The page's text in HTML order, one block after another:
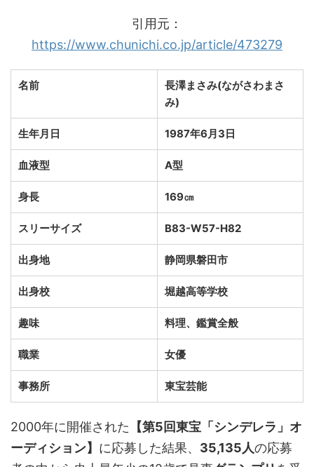
引用元：
https://www.chunichi.co.jp/article/473279
名前
長澤まさみ(ながさわまさ
み)
生年月日 1987年6月3日
血液型 A型
身長 169㎝
スリーサイズ B83-W57-H82
出身地 静岡県磐田市
出身校 堀越高等学校
趣味 料理、鑑賞全般
職業 女優
事務所 東宝芸能
2000年に開催された 【第5回東宝「シンデレラ」オ
ーディション】 に応募した結果、 35,135人の応募